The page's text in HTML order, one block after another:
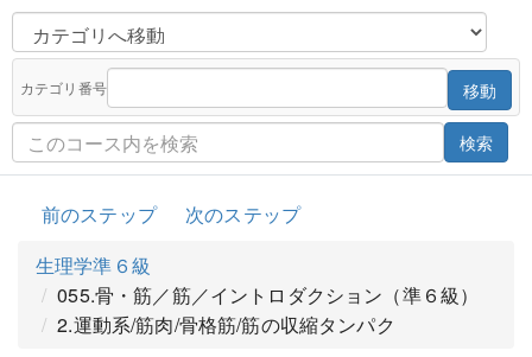
カテゴリ番号 移動
検索
前のステップ
次のステップ
生理学準６級
055.骨・筋／筋／イントロダクション（準６級）
2.運動系/筋肉/骨格筋/筋の収縮タンパク